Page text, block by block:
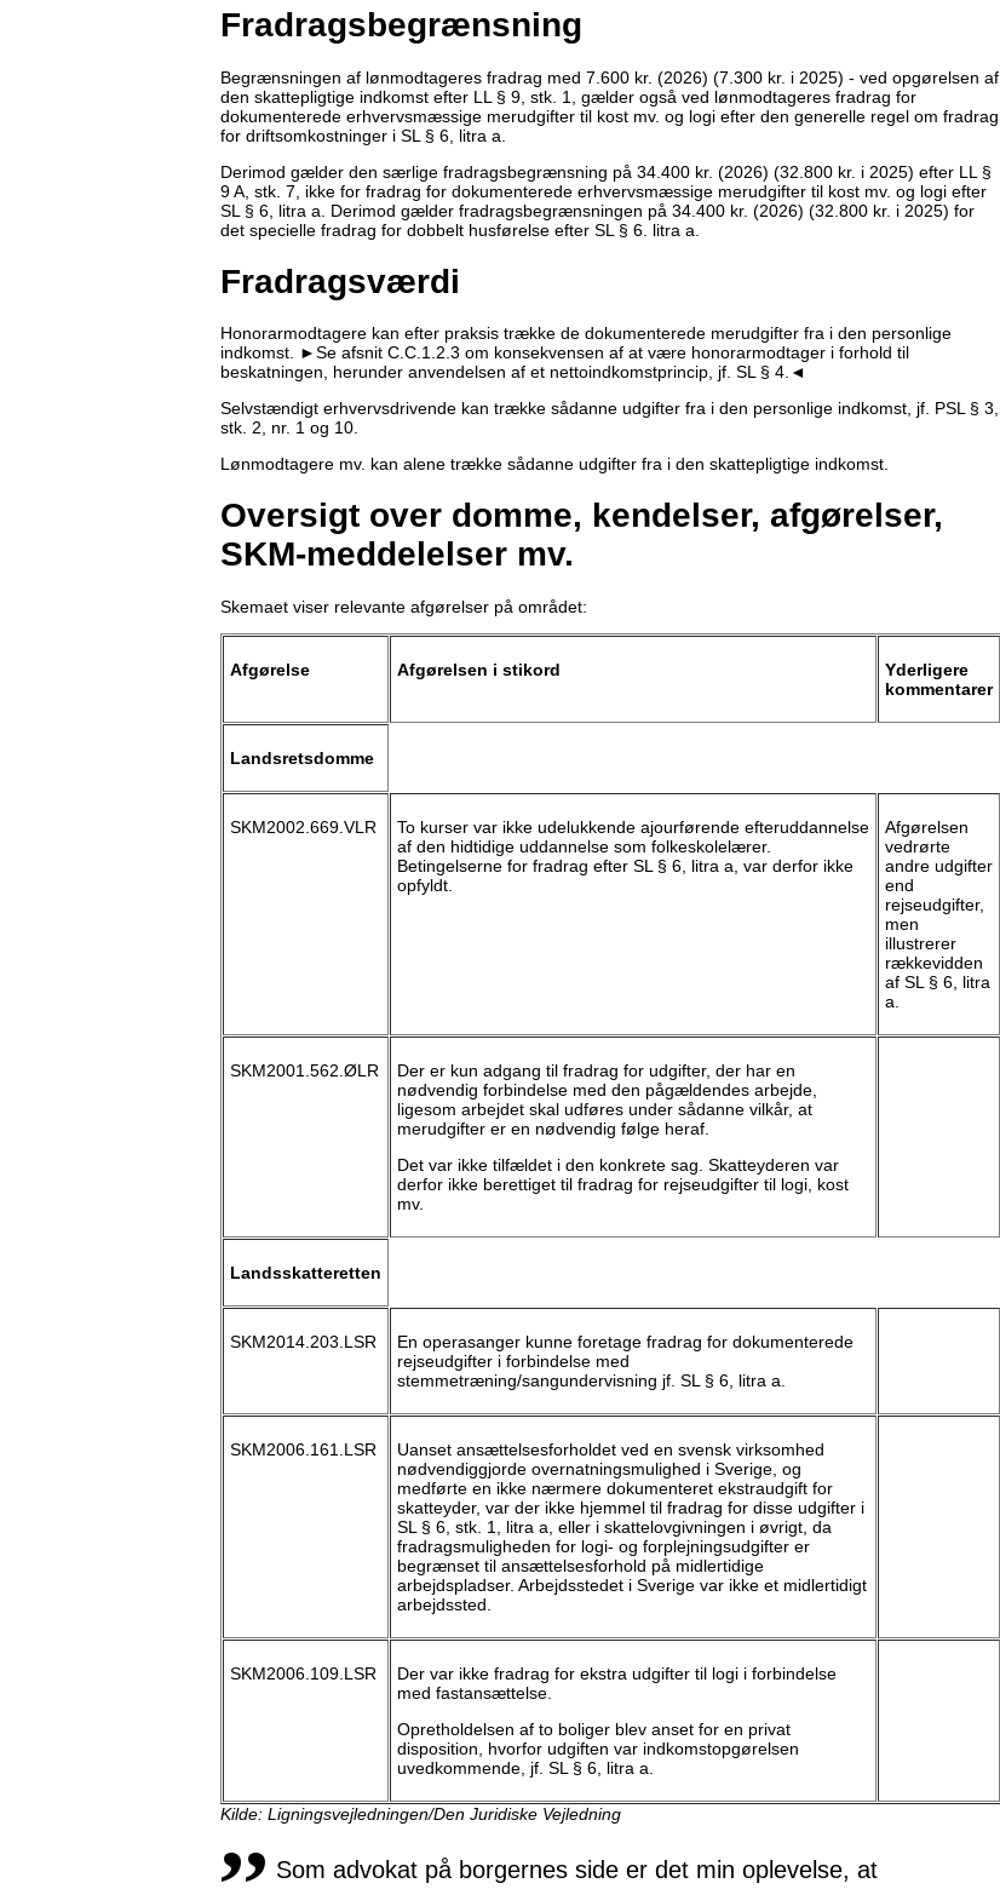
Fradragsbegrænsning
Begrænsningen af lønmodtageres fradrag med 7.600 kr. (2026) (7.300 kr. i 2025) - ved opgørelsen af
den skattepligtige indkomst efter LL § 9, stk. 1, gælder også ved lønmodtageres fradrag for
dokumenterede erhvervsmæssige merudgifter til kost mv. og logi efter den generelle regel om fradrag
for driftsomkostninger i SL § 6, litra a.
Derimod gælder den særlige fradragsbegrænsning på 34.400 kr. (2026) (32.800 kr. i 2025) efter LL §
9 A, stk. 7, ikke for fradrag for dokumenterede erhvervsmæssige merudgifter til kost mv. og logi efter
SL § 6, litra a. Derimod gælder fradragsbegrænsningen på 34.400 kr. (2026) (32.800 kr. i 2025) for
det specielle fradrag for dobbelt husførelse efter SL § 6. litra a.
Fradragsværdi
Honorarmodtagere kan efter praksis trække de dokumenterede merudgifter fra i den personlige
indkomst. ►Se afsnit C.C.1.2.3 om konsekvensen af at være honorarmodtager i forhold til
beskatningen, herunder anvendelsen af et nettoindkomstprincip, jf. SL § 4.◄
Selvstændigt erhvervsdrivende kan trække sådanne udgifter fra i den personlige indkomst, jf. PSL § 3,
stk. 2, nr. 1 og 10.
Lønmodtagere mv. kan alene trække sådanne udgifter fra i den skattepligtige indkomst.
Oversigt over domme, kendelser, afgørelser,
SKM-meddelelser mv.
Skemaet viser relevante afgørelser på området:
Afgørelse Afgørelsen i stikord
Yderligere
kommentarer
Landsretsdomme
SKM2002.669.VLR
To kurser var ikke udelukkende ajourførende efteruddannelse
af den hidtidige uddannelse som folkeskolelærer.
Betingelserne for fradrag efter SL § 6, litra a, var derfor ikke
opfyldt.
Afgørelsen
vedrørte
andre udgifter
end
rejseudgifter,
men
illustrerer
rækkevidden
af SL § 6, litra
a.
SKM2001.562.ØLR
Der er kun adgang til fradrag for udgifter, der har en
nødvendig forbindelse med den pågældendes arbejde,
ligesom arbejdet skal udføres under sådanne vilkår, at
merudgifter er en nødvendig følge heraf.
Det var ikke tilfældet i den konkrete sag. Skatteyderen var
derfor ikke berettiget til fradrag for rejseudgifter til logi, kost
mv.
Landsskatteretten
SKM2014.203.LSR
En operasanger kunne foretage fradrag for dokumenterede
rejseudgifter i forbindelse med
stemmetræning/sangundervisning jf. SL § 6, litra a.
SKM2006.161.LSR
Uanset ansættelsesforholdet ved en svensk virksomhed
nødvendiggjorde overnatningsmulighed i Sverige, og
medførte en ikke nærmere dokumenteret ekstraudgift for
skatteyder, var der ikke hjemmel til fradrag for disse udgifter i
SL § 6, stk. 1, litra a, eller i skattelovgivningen i øvrigt, da
fradragsmuligheden for logi- og forplejningsudgifter er
begrænset til ansættelsesforhold på midlertidige
arbejdspladser. Arbejdsstedet i Sverige var ikke et midlertidigt
arbejdssted.
SKM2006.109.LSR
Der var ikke fradrag for ekstra udgifter til logi i forbindelse
med fastansættelse.
Opretholdelsen af to boliger blev anset for en privat
disposition, hvorfor udgiften var indkomstopgørelsen
uvedkommende, jf. SL § 6, litra a.
Kilde: Ligningsvejledningen/Den Juridiske Vejledning
,, Som advokat på borgernes side er det min oplevelse, at